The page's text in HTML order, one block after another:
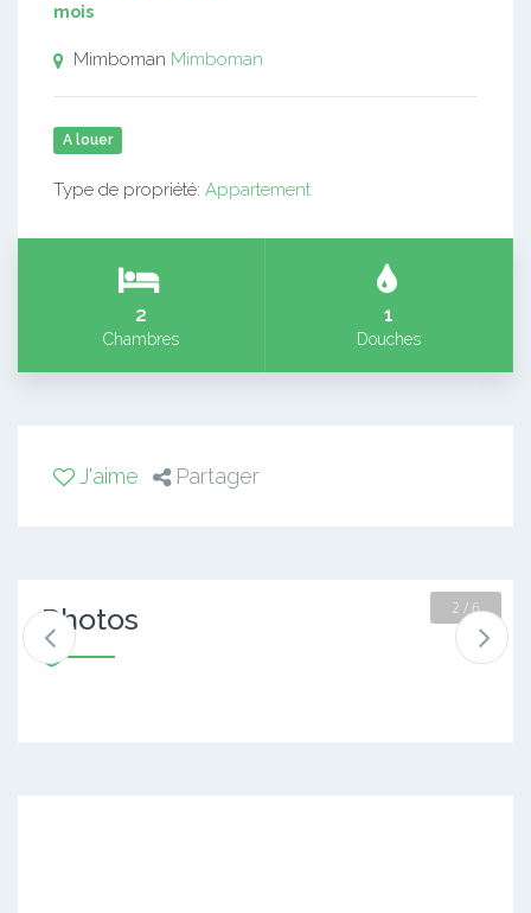
mois
Mimboman Mimboman
A louer
Type de propriété: Appartement
2
Chambres
1
Douches
J'aime Partager
Photos 2 / 6